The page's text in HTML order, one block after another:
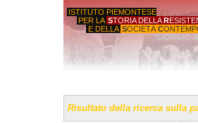
ISTITUTO PIEMONTESE
PER LA STORIA DELLA R
E DELLA SOCIETÀ C
'GIORGIO
Risultato della ricerca sulla